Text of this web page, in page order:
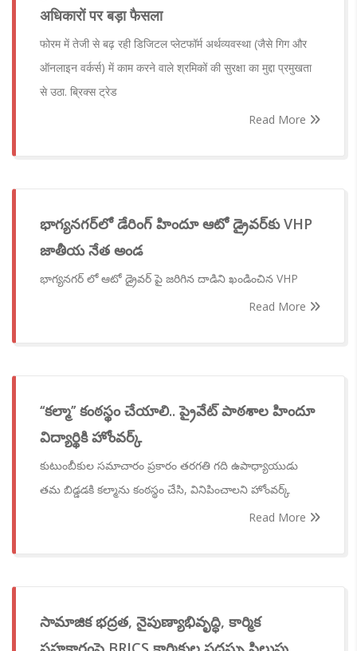
अधिकारों पर बड़ा फैसला
फोरम में तेजी से बढ़ रही डिजिटल प्लेटफॉर्म अर्थव्यवस्था (जैसे गिग और
ऑनलाइन वर्कर्स) में काम करने वाले श्रमिकों की सुरक्षा का मुद्दा प्रमुखता
से उठा. ब्रिक्स ट्रेड
Read More
భాగ్యనగర్‌లో డేరింగ్ హిందూ ఆటో డ్రైవర్‌కు VHP
జాతీయ నేత అండ
భాగ్యనగర్ లో ఆటో డ్రైవర్ పై జరిగిన దాడిని ఖండించిన VHP
Read More
‘‘కల్మా’’ కంఠస్థం చేయాలి.. ప్రైవేట్ పాఠశాల హిందూ
విద్యార్థికి హోంవర్క్
కుటుంబీకుల సమాచారం ప్రకారం తరగతి గది ఉపాధ్యాయుడు
తమ బిడ్డడకి కల్మాను కంఠస్థం చేసి, వినిపించాలని హోంవర్క్
Read More
సామాజిక భద్రత, నైపుణ్యాభివృద్ధి, కార్మిక